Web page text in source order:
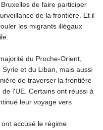
de faire participer
de la frontière. Et il
les migrants illégaux
du Proche-Orient,
et du Liban, mais aussi
de traverser la frontière
l'UE. Certains ont réussi à
leur voyage vers
accusé le régime